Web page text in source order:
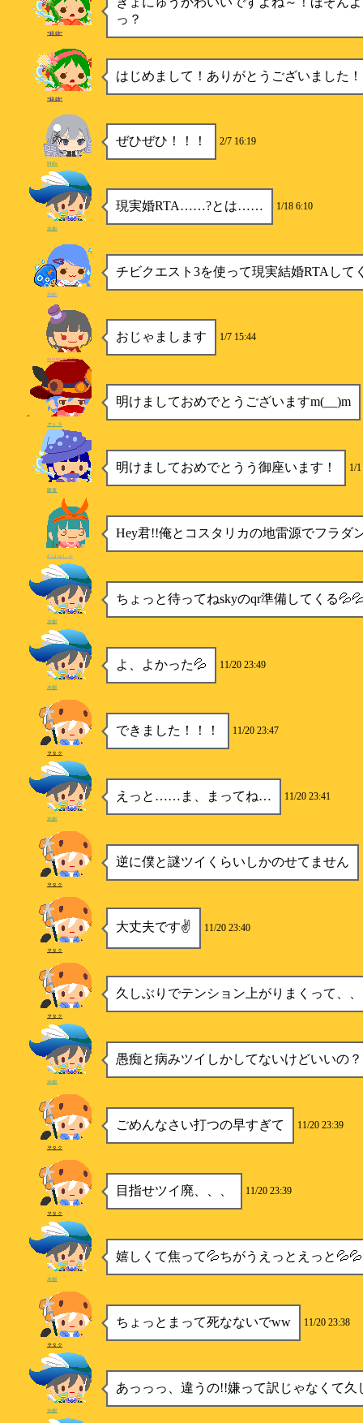
っ？
*錆姉*
はじめまして！ありがとうございました
*錆姉*
ぜひぜひ！！！ 2/7 16:19
MiFa
現実婚RTA……?とは…… 1/18 6:10
水樹
チビクエスト3を使って現実結婚RTAして
泡姫
おじゃまします 1/7 15:44
suzumaru123
明けましておめでとうございますm(__)m
アトラ
明けましておめでとうう御座います！ 1/
睡蓮
Hey君!!俺とコスタリカの地雷源でフラダ
むはゅしら
ちょっと待ってねskyのqr準備してくる
水樹
よ、よかった💦 11/20 23:49
水樹
できました！！！ 11/20 23:47
ヲタク
えっと……ま、まってね… 11/20 23:41
水樹
逆に僕と謎ツイくらいしかのせてません
ヲタク
大丈夫です✌ 11/20 23:40
ヲタク
久しぶりでテンション上がりまくって、
ヲタク
愚痴と病みツイしかしてないけどいいの？
水樹
ごめんなさい打つの早すぎて 11/20 23:39
ヲタク
目指せツイ廃、、、 11/20 23:39
ヲタク
嬉しくて焦って💦ちがうえっとえっと💦💦
水樹
ちょっとまって死なないでww 11/20 23:38
ヲタク
あっっっ、違うの!!嫌って訳じゃなくて久
水樹